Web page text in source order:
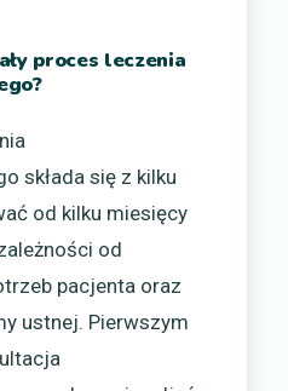
proces leczenia
składa się z kilku
od kilku miesięcy
od
pacjenta oraz
ustnej. Pierwszym